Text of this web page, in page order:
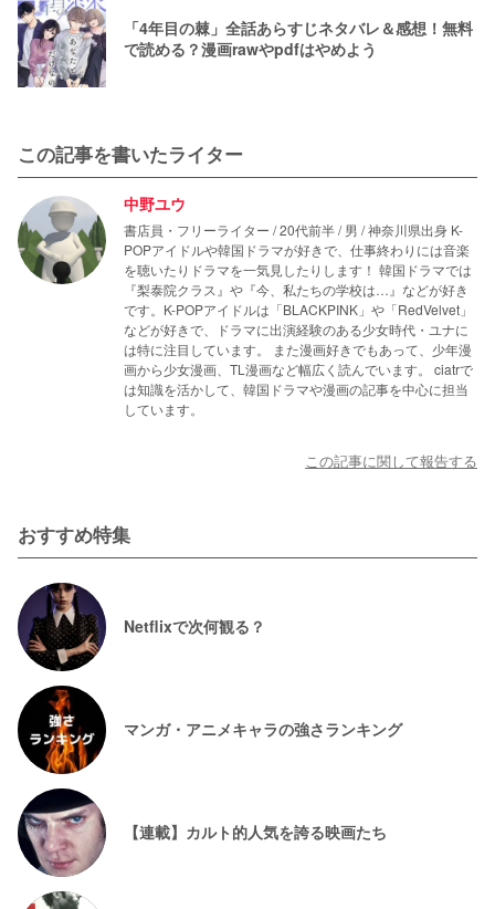
「4年目の棘」全話あらすじネタバレ＆感想！無料
で読める？漫画rawやpdfはやめよう
この記事を書いたライター
中野ユウ
書店員・フリーライター / 20代前半 / 男 / 神奈川県出身 K-
POPアイドルや韓国ドラマが好きで、仕事終わりには音楽
を聴いたりドラマを一気見したりします！ 韓国ドラマでは
『梨泰院クラス』や『今、私たちの学校は…』などが好き
です。K-POPアイドルは「BLACKPINK」や「RedVelvet」
などが好きで、ドラマに出演経験のある少女時代・ユナに
は特に注目しています。 また漫画好きでもあって、少年漫
画から少女漫画、TL漫画など幅広く読んでいます。 ciatrで
は知識を活かして、韓国ドラマや漫画の記事を中心に担当
しています。
この記事に関して報告する
おすすめ特集
Netflixで次何観る？
マンガ・アニメキャラの強さランキング
【連載】カルト的人気を誇る映画たち